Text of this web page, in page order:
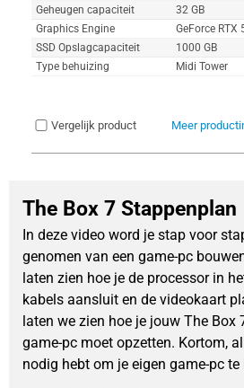
Geheugen capaciteit
32 GB
Graphics Engine
GeForce RTX
SSD Opslagcapaciteit
1000 GB
Type behuizing
Midi Tower
Vergelijk product Meer
The Box 7 Stappenplan
In deze video word je stap voor
genomen van een game-pc
laten zien hoe je de processor in
kabels aansluit en de videokaart
laten we zien hoe je jouw The Box
game-pc moet opzetten. Kortom,
nodig hebt om je eigen game-pc te